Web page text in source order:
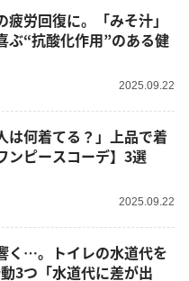
労回復に。「みそ汁」
ぶ“抗酸化作用”のある健
2025.09.22
は何着てる？」上品で着
ンピースコーデ】3選
2025.09.22
く…。トイレの水道代を
3つ「水道代に差が出